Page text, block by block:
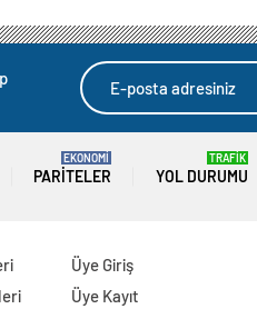
PARITELER
EKONOMİ
YOL DURUMU
TRAFİK
Üye Giriş
Üye Kayıt